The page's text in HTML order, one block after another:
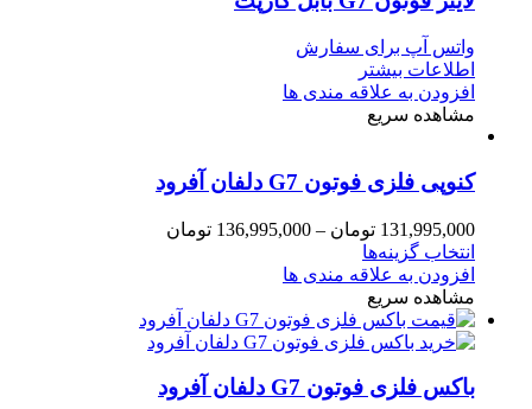
واتس آپ برای سفارش
اطلاعات بیشتر
افزودن به علاقه مندی ها
مشاهده سریع
کنوپی فلزی فوتون G7 دلفان آفرود
131,995,000 تومان –
136,995,000 تومان
انتخاب گزینه‌ها
افزودن به علاقه مندی ها
مشاهده سریع
باکس فلزی فوتون G7 دلفان آفرود